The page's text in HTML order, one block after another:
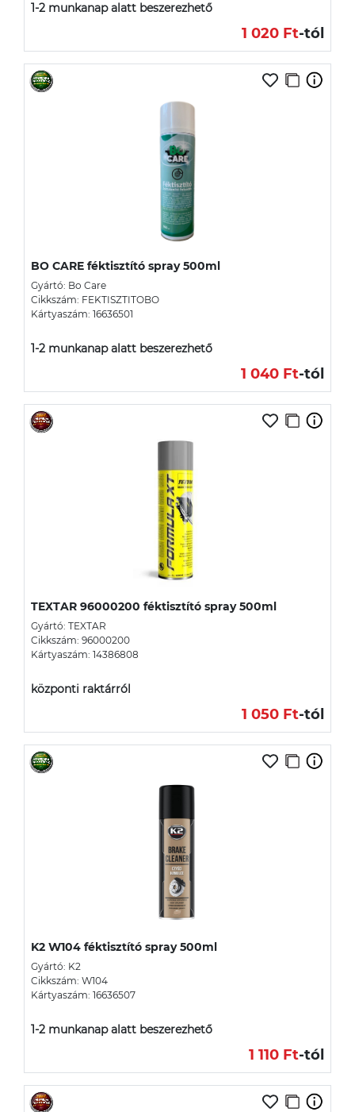
1-2 munkanap alatt beszerezhető
1 020 Ft-tól
BO CARE féktisztító spray 500ml
Gyártó: Bo Care
Cikkszám: FEKTISZTITOBO
Kártyaszám: 16636501
1-2 munkanap alatt beszerezhető
1 040 Ft-tól
TEXTAR 96000200 féktisztító spray 500ml
Gyártó: TEXTAR
Cikkszám: 96000200
Kártyaszám: 14386808
központi raktárról
1 050 Ft-tól
K2 W104 féktisztító spray 500ml
Gyártó: K2
Cikkszám: W104
Kártyaszám: 16636507
1-2 munkanap alatt beszerezhető
1 110 Ft-tól